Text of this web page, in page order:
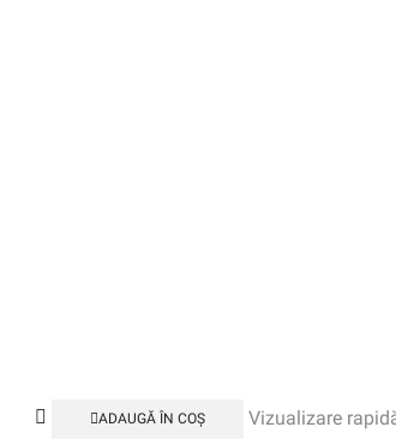
ADAUGĂ ÎN COȘ Vizualizare